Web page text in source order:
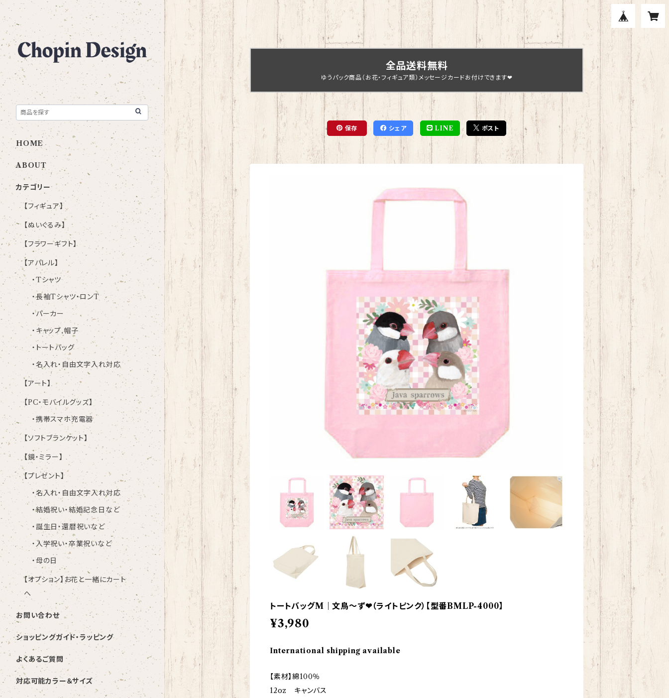
全品送料無料
ゆうパック商品（お花・フィギュア類）メッセージカードお付けできます❤
保存 シェア LINE ポスト
トートバッグM｜文鳥～ず❤（ライトピンク）【型番BMLP-4000】
¥3,980
International shipping available
【素材】綿100％
12oz キャンバス
HOME
ABOUT
カテゴリー
【フィギュア】
【ぬいぐるみ】
【フラワーギフト】
【アパレル】
・Tシャツ
・長袖Tシャツ・ロンT
・パーカー
・キャップ,帽子
・トートバッグ
・名入れ・自由文字入れ対応
【アート】
【PC・モバイルグッズ】
・携帯スマホ充電器
【ソフトブランケット】
【鏡・ミラー】
【プレゼント】
・名入れ・自由文字入れ対応
・結婚祝い・結婚記念日など
・誕生日・還暦祝いなど
・入学祝い・卒業祝いなど
・母の日
【オプション】お花と一緒にカート
へ
お問い合わせ
ショッピングガイド・ラッピング
よくあるご質問
対応可能カラー＆サイズ